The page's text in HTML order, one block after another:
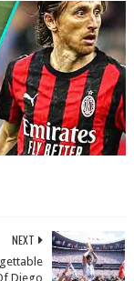
NEXT
Diego